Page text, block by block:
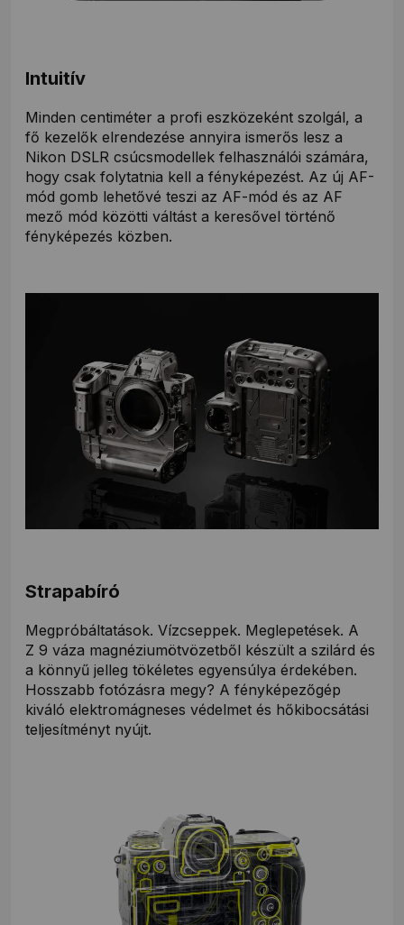
Intuitív
Minden centiméter a profi eszközeként szolgál, a
fő kezelők elrendezése annyira ismerős lesz a
Nikon DSLR csúcsmodellek felhasználói számára,
hogy csak folytatnia kell a fényképezést. Az új AF-
mód gomb lehetővé teszi az AF-mód és az AF
mező mód közötti váltást a keresővel történő
fényképezés közben.
Strapabíró
Megpróbáltatások. Vízcseppek. Meglepetések. A
Z 9 váza magnéziumötvözetből készült a szilárd és
a könnyű jelleg tökéletes egyensúlya érdekében.
Hosszabb fotózásra megy? A fényképezőgép
kiváló elektromágneses védelmet és hőkibocsátási
teljesítményt nyújt.